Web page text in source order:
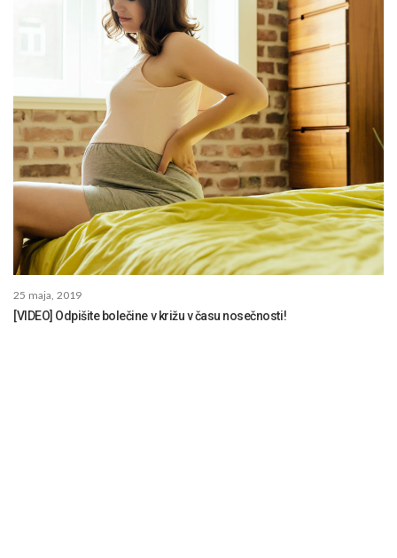
25 maja, 2019
[VIDEO] Odpišite bolečine v križu v času nosečnosti!